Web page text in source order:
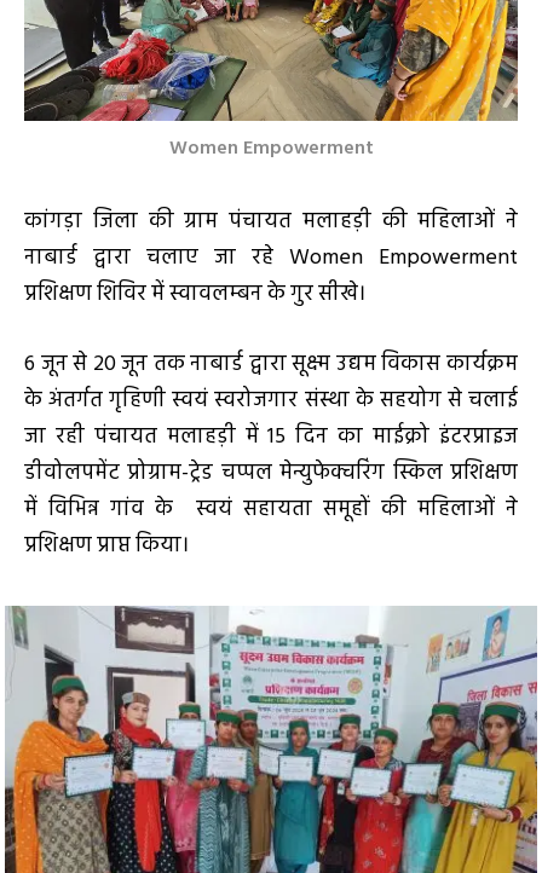
Women Empowerment
कांगड़ा जिला की ग्राम पंचायत मलाहड़ी की महिलाओं ने
नाबार्ड द्वारा चलाए जा रहे Women Empowerment
प्रशिक्षण शिविर में स्वावलम्बन के गुर सीखे।
6 जून से 20 जून तक नाबार्ड द्वारा सूक्ष्म उद्यम विकास कार्यक्रम
के अंतर्गत गृहिणी स्वयं स्वरोजगार संस्था के सहयोग से चलाई
जा रही पंचायत मलाहड़ी में 15 दिन का माईक्रो इंटरप्राइज
डीवोलपमेंट प्रोग्राम-ट्रेड चप्पल मेन्युफेक्चरिंग स्किल प्रशिक्षण
में विभिन्न गांव के स्वयं सहायता समूहों की महिलाओं ने
प्रशिक्षण प्राप्त किया।